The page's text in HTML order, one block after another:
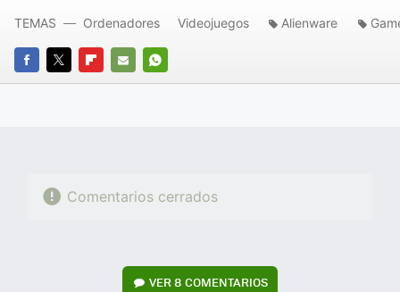
FACEBOOK
TWITTERFLIPBOARD
E-
WHATSAPP
TEMAS Ordenadores Videojuegos Alienware
Comentarios cerrados
VER8 COMENTARIOS